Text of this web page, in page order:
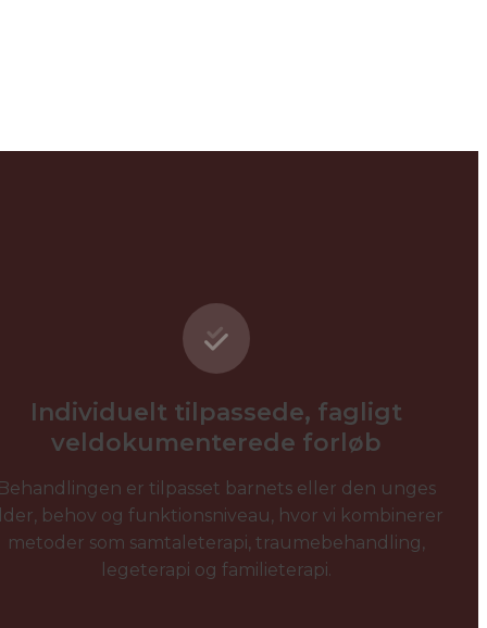
Individuelt tilpassede, fagligt
veldokumenterede forløb
Behandlingen er tilpasset barnets eller den unges
behov og funktionsniveau, hvor vi kombinerer
metoder som samtaleterapi, traumebehandling,
legeterapi og familieterapi.